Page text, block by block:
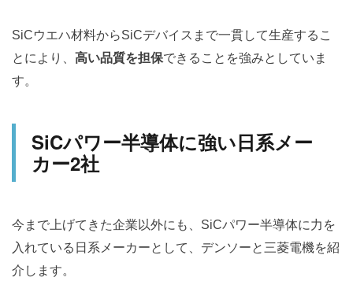
SiCウエハ材料からSiCデバイスまで一貫して生産するこ
とにより、 高い品質を担保できることを強みとしていま
す。
SiCパワー半導体に強い日系メー
カー2社
今まで上げてきた企業以外にも、SiCパワー半導体に力を
入れている日系メーカーとして、デンソーと三菱電機を紹
介します。